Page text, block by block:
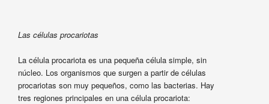
Las células procariotas
La célula procariota es una pequeña célula simple, sin
núcleo. Los organismos que surgen a partir de células
procariotas son muy pequeños, como las bacterias. Hay
tres regiones principales en una célula procariota: